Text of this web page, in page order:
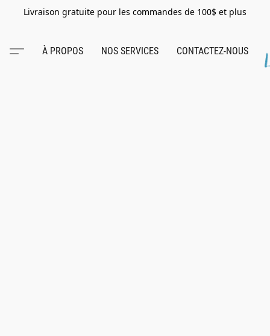
Livraison gratuite pour les commandes de 100$ et plus
À PROPOS NOS SERVICES CONTACTEZ-NOUS